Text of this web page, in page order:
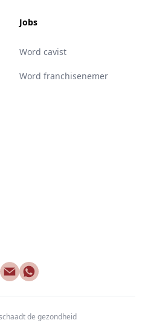
Jobs
Word cavist
Word franchisenemer
de gezondheid